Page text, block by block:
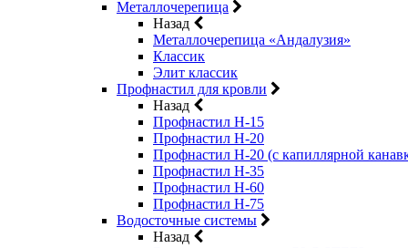
Металлочерепица
Назад
Металлочерепица «Андалузия»
Классик
Элит классик
Профнастил для кровли
Назад
Профнастил Н-15
Профнастил Н-20
Профнастил Н-20 (с капиллярной
Профнастил Н-35
Профнастил Н-60
Профнастил Н-75
Водосточные системы
Назад